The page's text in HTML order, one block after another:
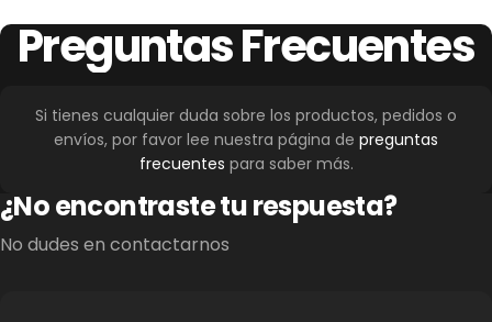
PreguntasFrecuentes
Si tienes cualquier duda sobre los productos, pedidos o
envíos, por favor lee nuestra página de preguntas
frecuentes para saber más.
¿No encontraste tu respuesta?
No dudes en contactarnos